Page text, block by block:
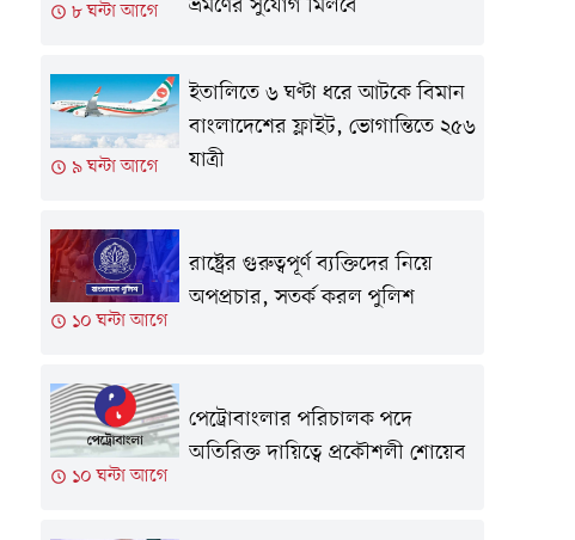
৮ ঘন্টা আগে
ভ্রমণের সুযোগ মিলবে
৯ ঘন্টা আগে
ইতালিতে ৬ ঘণ্টা ধরে আটকে বিমান
বাংলাদেশের ফ্লাইট, ভোগান্তিতে ২৫৬
যাত্রী
১০ ঘন্টা আগে
রাষ্ট্রের গুরুত্বপূর্ণ ব্যক্তিদের নিয়ে
অপপ্রচার, সতর্ক করল পুলিশ
১০ ঘন্টা আগে
পেট্রোবাংলার পরিচালক পদে
অতিরিক্ত দায়িত্বে প্রকৌশলী শোয়েব